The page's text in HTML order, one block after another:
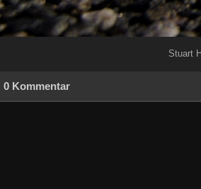
Stuart
0 Kommentar